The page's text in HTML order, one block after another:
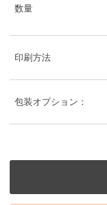
数量
印刷方法
包装オプション：